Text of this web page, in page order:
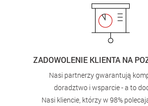
ZADOWOLENIE KLIENTA NA
Nasi partnerzy gwarantują
doradztwo i wsparcie - a to
Nasi kliencie, którzy w 98%